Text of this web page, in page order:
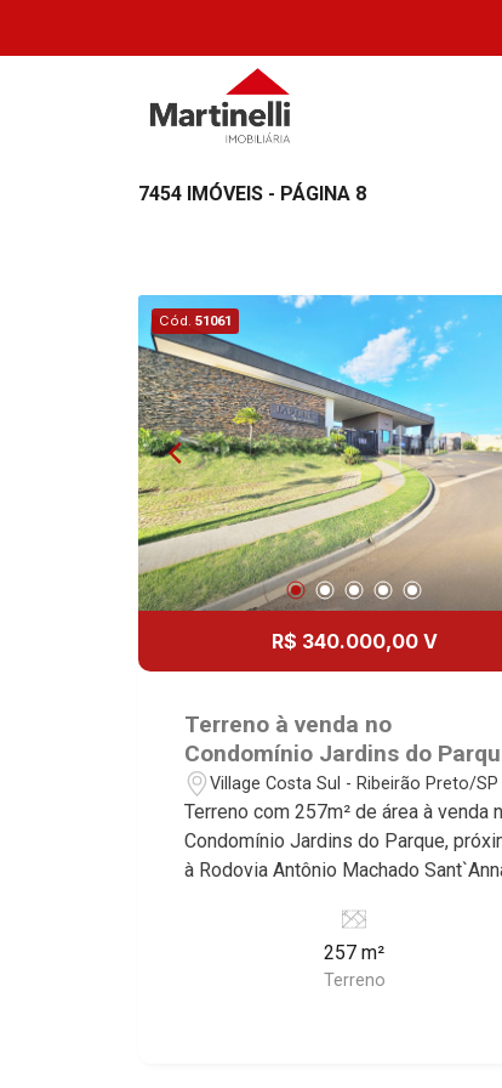
7454 IMÓVEIS - PÁGINA 8
Cód. 51061
R$ 340.000,00 V
Terreno à venda no
Condomínio Jardins do
próximo à Rodovia Antônio
Machado Sant`Anna -
Preto/SP.
Village Costa Sul - Ribeirão Preto/SP
Terreno com 257m² de área à venda
Condomínio Jardins do Parque,
à Rodovia Antônio Machado
deste imóvel que a Martinelli
Imobiliária selecionou para você: -
257 m²
Terreno